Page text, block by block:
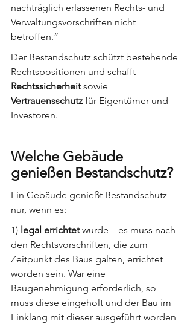
nachträglich erlassenen Rechts- und
Verwaltungsvorschriften nicht
betroffen.“
Der Bestandschutz schützt bestehende
Rechtspositionen und schafft
Rechtssicherheit sowie
Vertrauensschutz für Eigentümer und
Investoren.
Welche Gebäude
genießen Bestandschutz?
Ein Gebäude genießt Bestandschutz
nur, wenn es:
1) legal errichtet wurde – es muss nach
den Rechtsvorschriften, die zum
Zeitpunkt des Baus galten, errichtet
worden sein. War eine
Baugenehmigung erforderlich, so
muss diese eingeholt und der Bau im
Einklang mit dieser ausgeführt worden